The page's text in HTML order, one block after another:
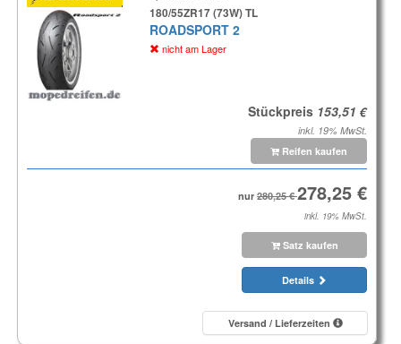
180/55ZR17 (73W) TL
ROADSPORT 2
nicht am Lager
Stückpreis
inkl. 19% MwSt.
Reifen kaufen
nur
inkl. 19% MwSt.
Satz kaufen
Details
Versand / Lieferzeiten